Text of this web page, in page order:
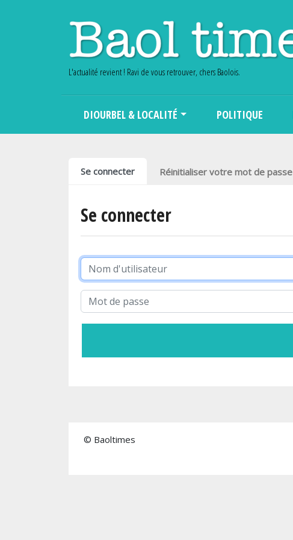
L'actualité revient ! Ravi de vous retrouver, chers Baolois.
DIOURBEL & LOCALITÉ POLITIQUE
Onglets principaux
Se connecter Réinitialiser votre mot de passe
Se connecter
© Baoltimes